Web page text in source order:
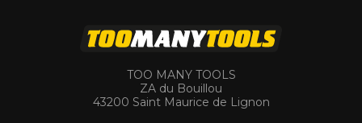
TOO MANY TOOLS
ZA du Bouillou
43200 Saint Maurice de Lignon